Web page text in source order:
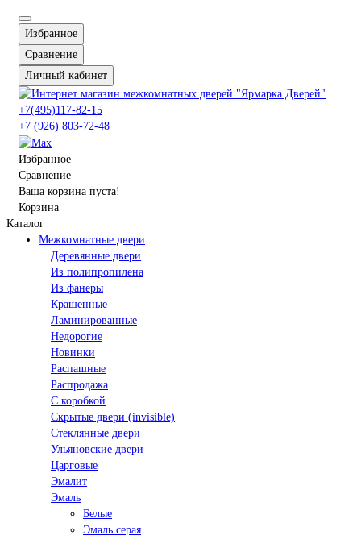
Избранное
Сравнение
Личный кабинет
+7(495)117-82-15
+7 (926) 803-72-48
Избранное
Сравнение
Ваша корзина пуста!
Корзина
Каталог
Межкомнатные двери
Деревянные двери
Из полипропилена
Из фанеры
Крашенные
Ламинированные
Недорогие
Новинки
Распашные
Распродажа
С коробкой
Скрытые двери (invisible)
Стеклянные двери
Ульяновские двери
Царговые
Эмалит
Эмаль
Белые
Эмаль серая